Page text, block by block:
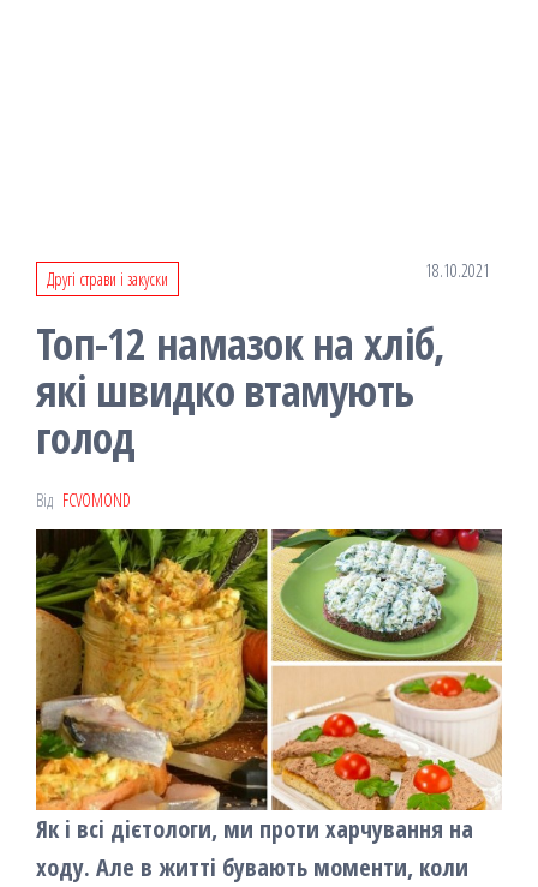
Другі страви і закуски 18.10.2021
Топ-12 намазок на хліб,
які швидко втамують
голод
Від FCVOMOND
Як і всі дієтологи, ми проти харчування на
ходу. Але в житті бувають моменти, коли